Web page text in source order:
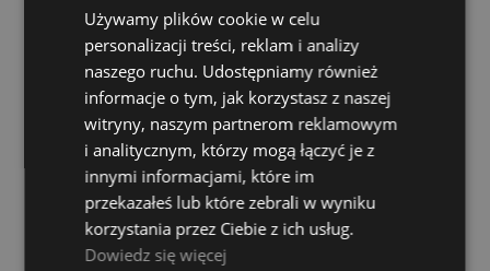
DO KOSZYKA
Struny do Gitary Basowej - Magma BE150N+ 42-
Używamy plików cookie w celu
personalizacji treści, reklam i analizy
naszego ruchu. Udostępniamy również
informacje o tym, jak korzystasz z naszej
witryny, naszym partnerom reklamowym
i analitycznym, którzy mogą łączyć je z
innymi informacjami, które im
przekazałeś lub które zebrali w wyniku
korzystania przez Ciebie z ich usług.
Dowiedz się więcej